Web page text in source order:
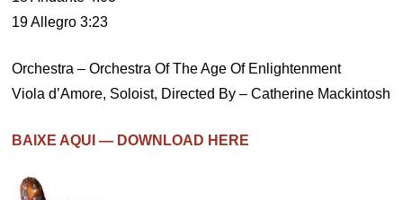
19 Allegro 3:23
Orchestra – Orchestra Of The Age Of Enlightenment
Viola d’Amore, Soloist, Directed By – Catherine Mackintosh
BAIXE AQUI — DOWNLOAD HERE